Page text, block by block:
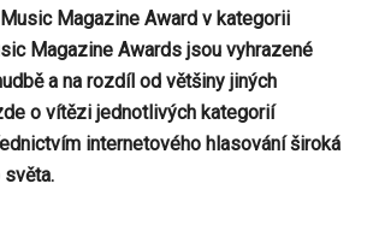
Magazine Award v kategorii
Magazine Awards jsou vyhrazené
a na rozdíl od většiny jiných
o vítězi jednotlivých kategorií
internetového hlasování široká